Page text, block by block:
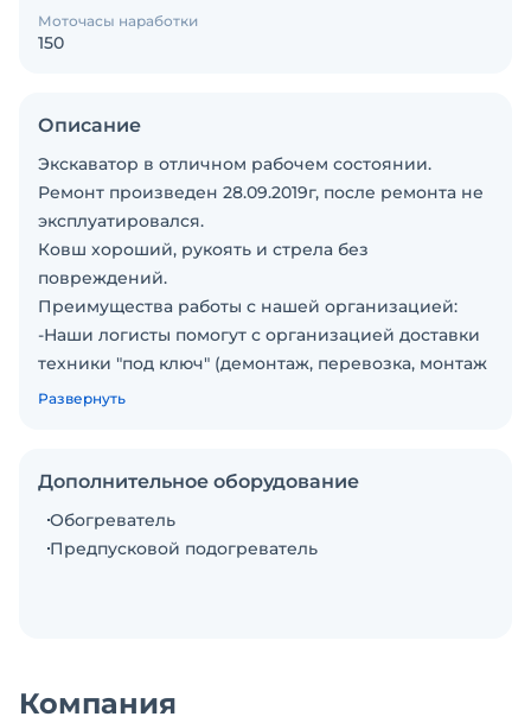
Моточасы наработки
150
Описание
Экскаватор в отличном рабочем состоянии.
Ремонт произведен 28.09.2019г, после ремонта не
эксплуатировался.
Ковш хороший, рукоять и стрела без
повреждений.
Преимущества работы с нашей организацией:
-Наши логисты помогут с организацией доставки
техники "под ключ" (демонтаж, перевозка, монтаж
квалифицированными специалистами).
работ!
бригады готовые произвести и обеспечить
первичный ремонт на месте эксплуатации!
Развернуть
Дополнительное оборудование
Обогреватель
Предпусковой подогреватель
Компания